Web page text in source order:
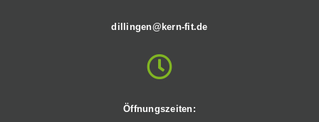
dillingen@kern-fit.de
Öffnungszeiten: